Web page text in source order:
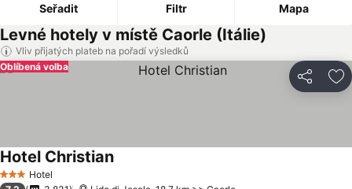
Seřadit Filtr Mapa
Levné hotely v místě Caorle (Itálie)
Vliv přijatých plateb na pořadí výsledků
Sdílet
Oblíbená volba
3 Počet hvězdiček
Hotel
Hotel Christian